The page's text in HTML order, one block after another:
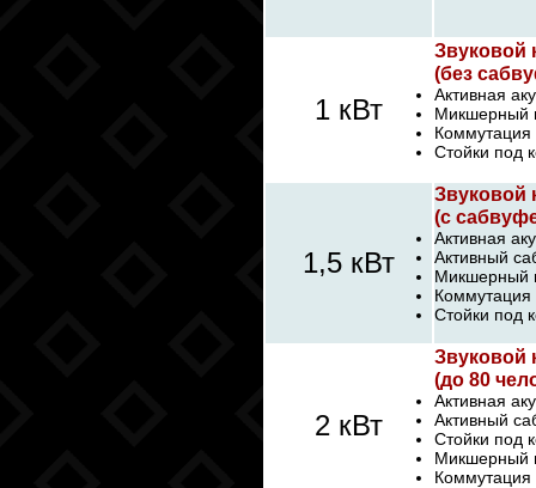
1 кВт
Звуковой
(без
Активная
Микшерный
Коммутация
Стойки под
1,5 кВт
Звуковой
(с
Активная
Активный
Микшерный
Коммутация
Стойки под
2 кВт
Звуковой
(до 80
Активная
Активный
Стойки под
Микшерный
Коммутация